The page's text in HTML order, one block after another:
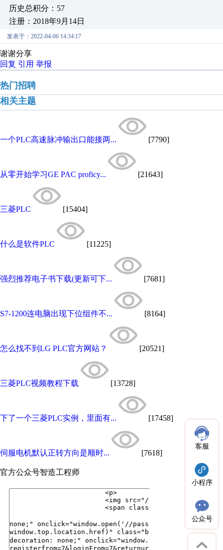
历史总积分：57
注册：2018年9月14日
发表于：2022-04-06 14:34:17
谢谢分享
回复 引用 举报
热门招聘
相关主题
一个PLC高速脉冲输出口能接两... [7790]
从零开始学习GE PAC proficy... [21643]
三菱PLC [15404]
什么是软件PLC [11225]
强烈推荐电子书下载(更新可下... [7681]
S7-1200连电脑出现下位组件不... [8164]
怎么找不到LG PLC官方网站？ [20521]
三菱PLC视频教程下载 [13728]
下了一个三菱PLC实例，里面有... [17458]
伺服电机默认正转方向是顺时... [7618]
官方公众号智造工程师
客服
小程序
公众号